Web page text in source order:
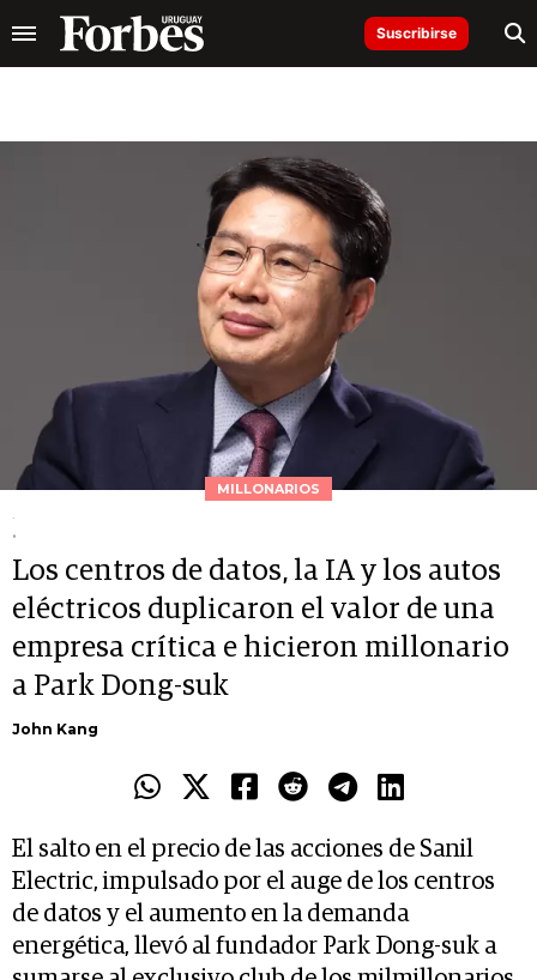
Suscribirse
MILLONARIOS
.
.
Los centros de datos, la IA y los autos
eléctricos duplicaron el valor de una
empresa crítica e hicieron millonario
a Park Dong-suk
John Kang
El salto en el precio de las acciones de Sanil
Electric, impulsado por el auge de los centros
de datos y el aumento en la demanda
energética, llevó al fundador Park Dong-suk a